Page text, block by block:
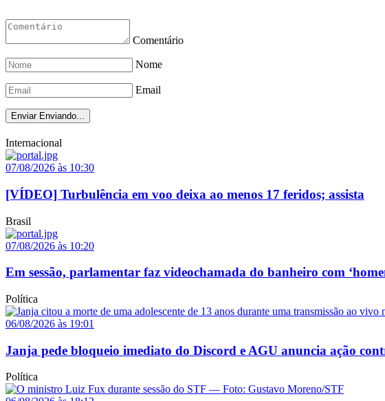
Comentário
Nome
Email
Enviar Enviando...
Internacional
07/08/2026 às 10:30
[VÍDEO] Turbulência em voo deixa ao menos 17 feridos; assista
Brasil
07/08/2026 às 10:20
Em sessão, parlamentar faz videochamada do banheiro com
Política
06/08/2026 às 19:01
Janja pede bloqueio imediato do Discord e AGU anuncia ação
Política